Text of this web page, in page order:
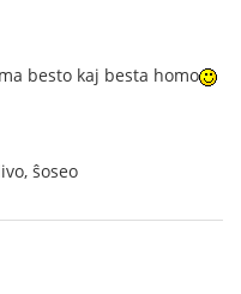
besto kaj besta homo
ŝoseo